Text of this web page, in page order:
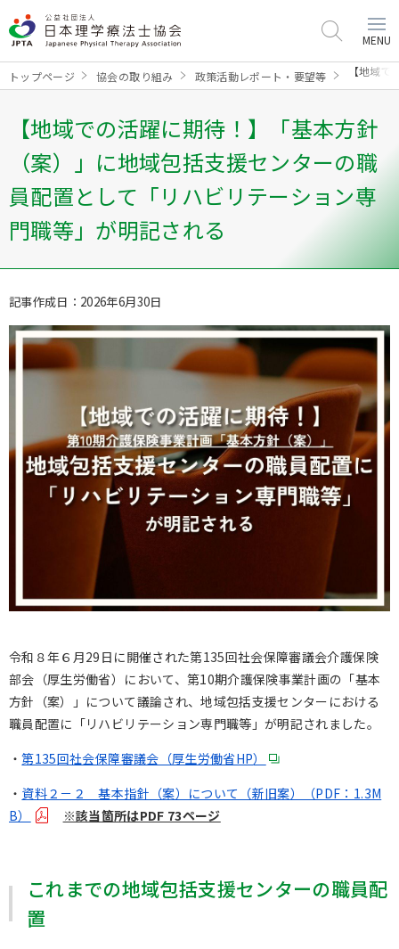
MENU
トップページ 協会の取り組み 政策活動レポート・要望等 【地域
【地域での活躍に期待！】「基本方針
（案）」に地域包括支援センターの職
員配置として「リハビリテーション専
門職等」が明記される
記事作成日：2026年6月30日
令和８年６月29日に開催された第135回社会保障審議会介護保険
部会（厚生労働省）において、第10期介護保険事業計画の「基本
方針（案）」について議論され、地域包括支援センターにおける
職員配置に「リハビリテーション専門職等」が明記されました。
・第135回社会保障審議会（厚生労働省HP）
・ 資料２－２ 基本指針（案）について（新旧案）（PDF：1.3M
B）
※該当箇所はPDF 73ページ
これまでの地域包括支援センターの職員配
置